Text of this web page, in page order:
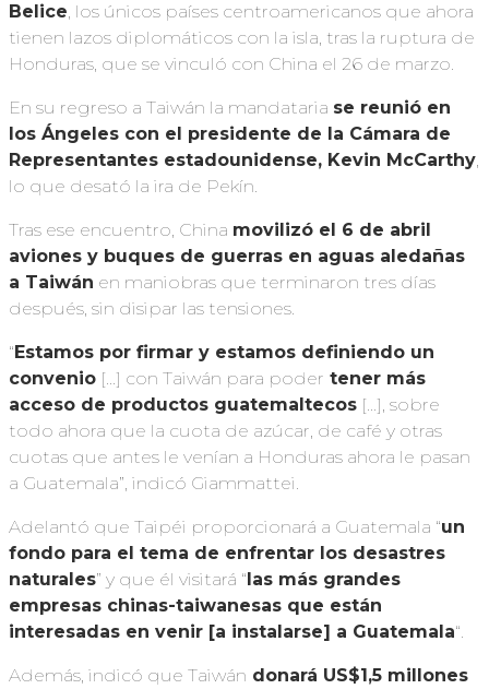
Belice, los únicos países centroamericanos que ahora
tienen lazos diplomáticos con la isla, tras la ruptura de
Honduras, que se vinculó con China el 26 de marzo.
En su regreso a Taiwán la mandataria se reunió en
los Ángeles con el presidente de la Cámara de
Representantes estadounidense, Kevin McCarthy,
lo que desató la ira de Pekín.
Tras ese encuentro, China movilizó el 6 de abril
aviones y buques de guerras en aguas aledañas
a Taiwán en maniobras que terminaron tres días
después, sin disipar las tensiones.
“Estamos por firmar y estamos definiendo un
convenio […] con Taiwán para poder tener más
acceso de productos guatemaltecos […], sobre
todo ahora que la cuota de azúcar, de café y otras
cuotas que antes le venían a Honduras ahora le pasan
a Guatemala”, indicó Giammattei.
Adelantó que Taipéi proporcionará a Guatemala “un
fondo para el tema de enfrentar los desastres
naturales” y que él visitará “las más grandes
empresas chinas-taiwanesas que están
interesadas en venir [a instalarse] a Guatemala“.
Además, indicó que Taiwán donará US$1,5 millones